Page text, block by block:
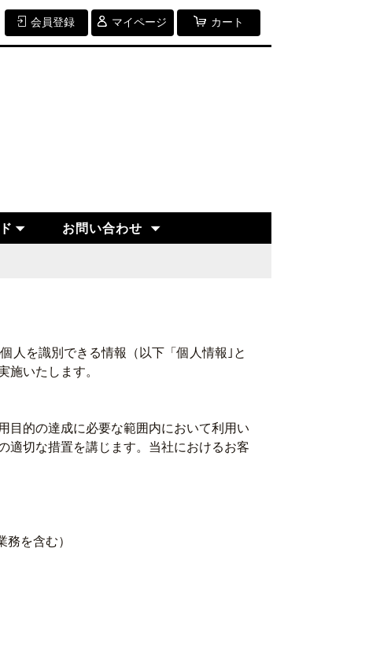
会員登録 マイページ カート
お問い合わせ
人を識別できる情報（以下「個人情報｣と
施いたします。
目的の達成に必要な範囲内において利用い
適切な措置を講じます。当社におけるお客
を含む）